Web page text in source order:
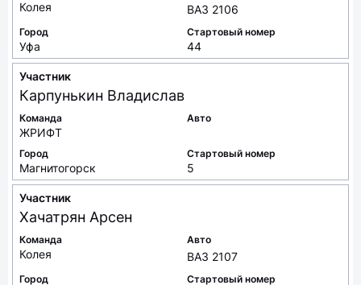
Колея ВАЗ 2106
Город
Уфа
Стартовый номер
44
Участник
Карпунькин Владислав
Команда
ЖРИФТ
Авто
Город
Магнитогорск
Стартовый номер
5
Участник
Хачатрян Арсен
Команда
Колея
Авто
ВАЗ 2107
Город Стартовый номер